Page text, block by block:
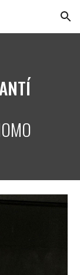
Skip to navigation
Í